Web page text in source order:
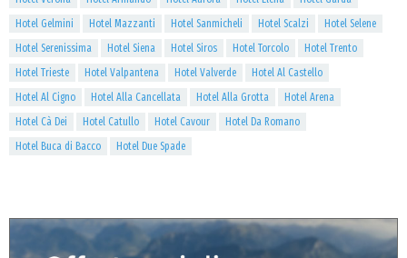
Hotel Gelmini
Hotel Mazzanti Hotel Sanmicheli Hotel Scalzi
Hotel Selene
Hotel Serenissima
Hotel Siena Hotel Siros Hotel Torcolo
Hotel Trento
Hotel Trieste
Hotel Valpantena Hotel Valverde
Hotel Al Castello
Hotel Al Cigno
Hotel Alla Cancellata Hotel Alla Grotta
Hotel Arena
Hotel Cà Dei
Hotel Catullo Hotel Cavour
Hotel Da Romano
Hotel Buca di Bacco
Hotel Due Spade